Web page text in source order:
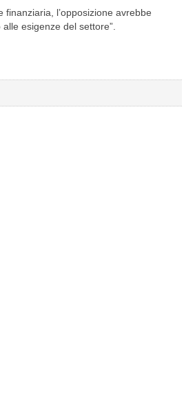
l’opposizione avrebbe
esigenze del settore”.